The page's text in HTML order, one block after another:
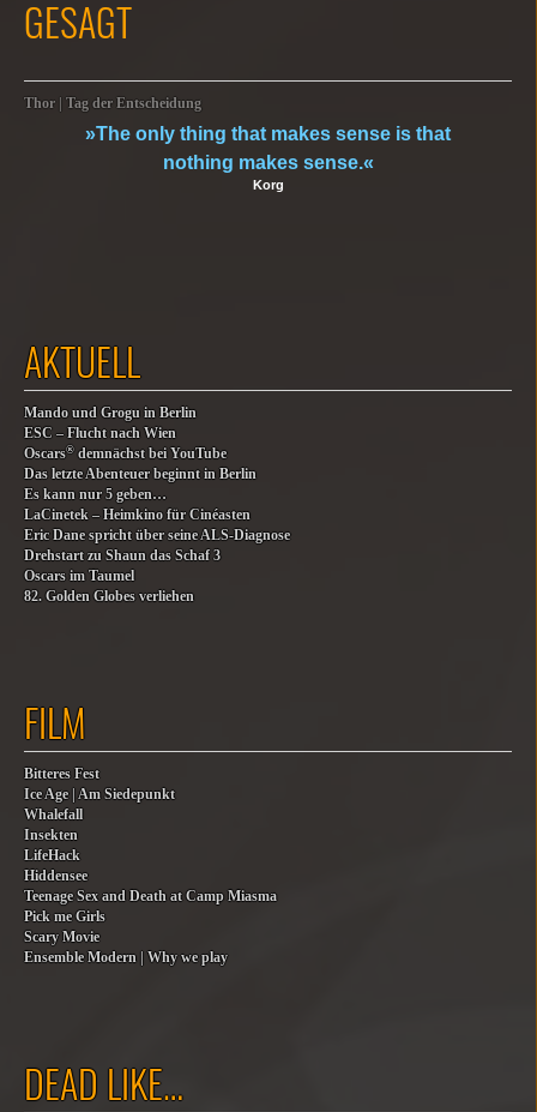
GESAGT
Thor | Tag der Entscheidung
»The only thing that makes sense is that
nothing makes sense.«
Korg
AKTUELL
Mando und Grogu in Berlin
ESC – Flucht nach Wien
Oscars® demnächst bei YouTube
Das letzte Abenteuer beginnt in Berlin
Es kann nur 5 geben…
LaCinetek – Heimkino für Cinéasten
Eric Dane spricht über seine ALS-Diagnose
Drehstart zu Shaun das Schaf 3
Oscars im Taumel
82. Golden Globes verliehen
FILM
Bitteres Fest
Ice Age | Am Siedepunkt
Whalefall
Insekten
LifeHack
Hiddensee
Teenage Sex and Death at Camp Miasma
Pick me Girls
Scary Movie
Ensemble Modern | Why we play
DEAD LIKE…